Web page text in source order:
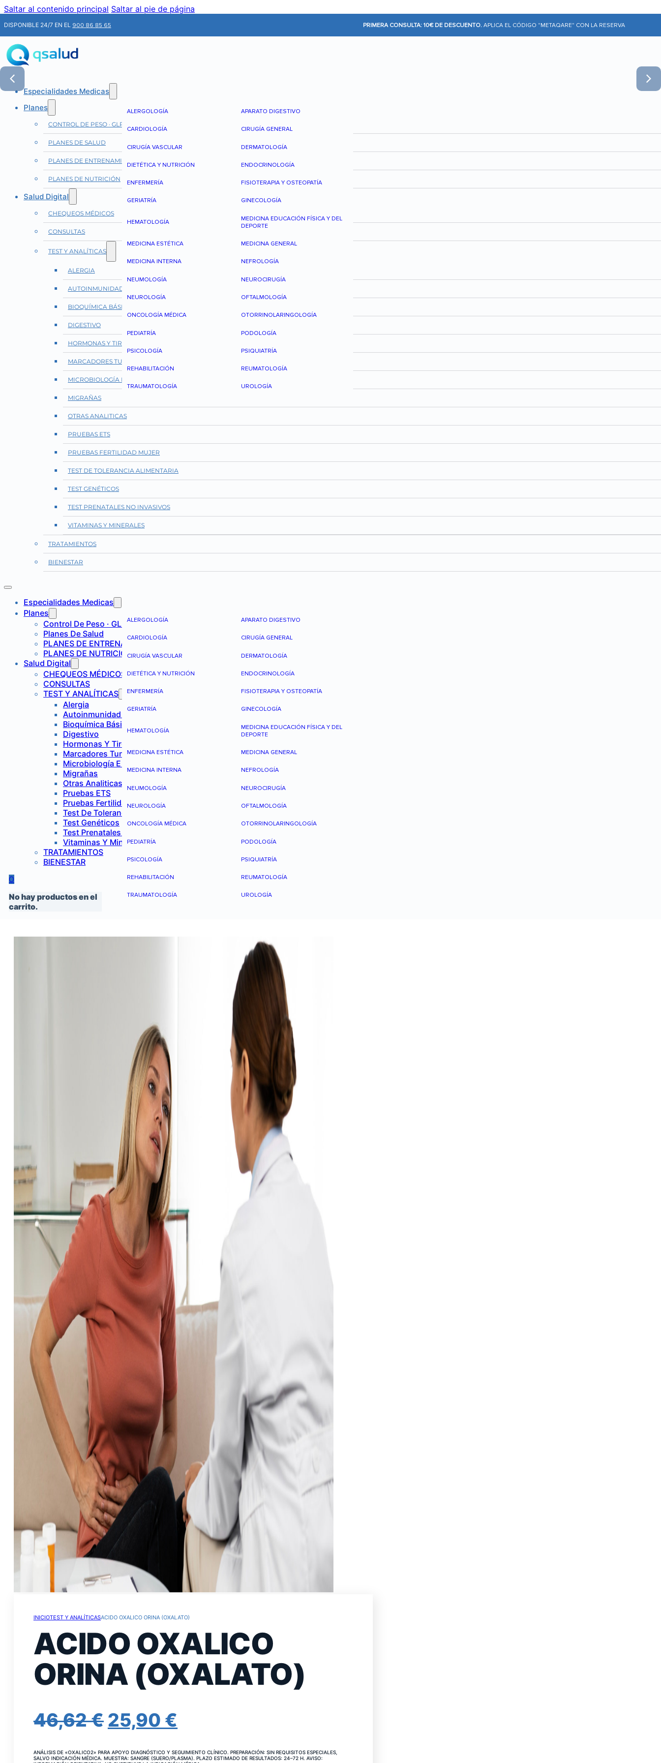
Saltar al contenido principal Saltar al pie de página
DISPONIBLE 24/7 EN EL 900 86 85 65 PRIMERA CONSULTA: 10€ DE DESCUENTO. APLICA EL CÓDIGO "METAQARE" CON LA RESERVA
Especialidades Medicas
ALERGOLOGÍA APARATO DIGESTIVO
CARDIOLOGÍA CIRUGÍA GENERAL
CIRUGÍA VASCULAR DERMATOLOGÍA
DIETÉTICA Y NUTRICIÓN ENDOCRINOLOGÍA
ENFERMERÍA FISIOTERAPIA Y OSTEOPATÍA
GERIATRÍA GINECOLOGÍA
HEMATOLOGÍA
MEDICINA EDUCACIÓN FÍSICA Y DEL
DEPORTE
MEDICINA ESTÉTICA MEDICINA GENERAL
MEDICINA INTERNA NEFROLOGÍA
NEUMOLOGÍA NEUROCIRUGÍA
NEUROLOGÍA OFTALMOLOGÍA
ONCOLOGÍA MÉDICA OTORRINOLARINGOLOGÍA
PEDIATRÍA PODOLOGÍA
PSICOLOGÍA PSIQUIATRÍA
REHABILITACIÓN REUMATOLOGÍA
TRAUMATOLOGÍA UROLOGÍA
Planes
CONTROL DE PESO · GLP-1
PLANES DE SALUD
PLANES DE ENTRENAMIENTO
PLANES DE NUTRICIÓN
Salud Digital
CHEQUEOS MÉDICOS
CONSULTAS
TEST Y ANALÍTICAS
ALERGIA
AUTOINMUNIDAD Y REUMATOLOGÍA
BIOQUÍMICA BÁSICA
DIGESTIVO
HORMONAS Y TIROIDES
MARCADORES TUMORALES
MICROBIOLOGÍA E INFECCIONES
MIGRAÑAS
OTRAS ANALITICAS
PRUEBAS ETS
PRUEBAS FERTILIDAD MUJER
TEST DE TOLERANCIA ALIMENTARIA
TEST GENÉTICOS
TEST PRENATALES NO INVASIVOS
VITAMINAS Y MINERALES
TRATAMIENTOS
BIENESTAR
Especialidades Medicas
ALERGOLOGÍA APARATO DIGESTIVO
CARDIOLOGÍA CIRUGÍA GENERAL
CIRUGÍA VASCULAR DERMATOLOGÍA
DIETÉTICA Y NUTRICIÓN ENDOCRINOLOGÍA
ENFERMERÍA FISIOTERAPIA Y OSTEOPATÍA
GERIATRÍA GINECOLOGÍA
HEMATOLOGÍA
MEDICINA EDUCACIÓN FÍSICA Y DEL
DEPORTE
MEDICINA ESTÉTICA MEDICINA GENERAL
MEDICINA INTERNA NEFROLOGÍA
NEUMOLOGÍA NEUROCIRUGÍA
NEUROLOGÍA OFTALMOLOGÍA
ONCOLOGÍA MÉDICA OTORRINOLARINGOLOGÍA
PEDIATRÍA PODOLOGÍA
PSICOLOGÍA PSIQUIATRÍA
REHABILITACIÓN REUMATOLOGÍA
TRAUMATOLOGÍA UROLOGÍA
Planes
Control De Peso · GLP-1
Planes De Salud
PLANES DE ENTRENAMIENTO
PLANES DE NUTRICIÓN
Salud Digital
CHEQUEOS MÉDICOS
CONSULTAS
TEST Y ANALÍTICAS
Alergia
Autoinmunidad Y Reumatología
Bioquímica Básica
Digestivo
Hormonas Y Tiroides
Marcadores Tumorales
Microbiología E Infecciones
Migrañas
Otras Analiticas
Pruebas ETS
Pruebas Fertilidad Mujer
Test De Tolerancia Alimentaria
Test Genéticos
Test Prenatales No Invasivos
Vitaminas Y Minerales
TRATAMIENTOS
BIENESTAR
0
No hay productos en el
carrito.
INICIOTEST Y ANALÍTICASACIDO OXALICO ORINA (OXALATO)
ACIDO OXALICO
ORINA (OXALATO)
46,62€ EL
25,90 €
ANÁLISIS DE «OXALICO2» PARA APOYO DIAGNÓSTICO Y SEGUIMIENTO CLÍNICO. PREPARACIÓN: SIN REQUISITOS ESPECIALES,
SALVO INDICACIÓN MÉDICA. MUESTRA: SANGRE (SUERO/PLASMA). PLAZO ESTIMADO DE RESULTADOS: 24–72 H. AVISO: